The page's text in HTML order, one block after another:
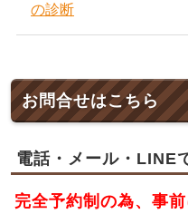
の診断
お問合せはこちら
電話・メール・LINE
完全予約制の為、事